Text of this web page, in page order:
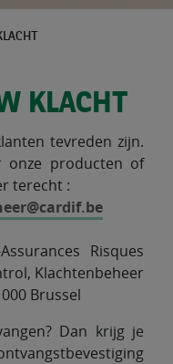
KLACHT
tevreden zijn.
onze producten of
terecht :
Risques
Klachtenbeheer
Brussel
Dan krijg je